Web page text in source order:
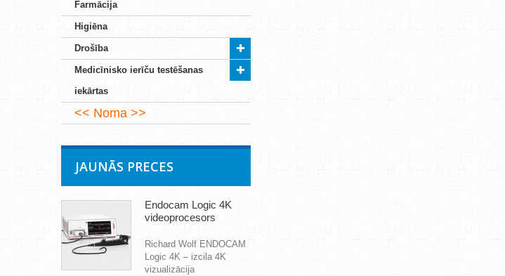
Farmācija
Higiēna
Drošība
Medicīnisko ierīču testēšanas
iekārtas
Noma
JAUNĀS PRECES
Endocam Logic 4K
videoprocesors
Richard Wolf ENDOCAM
Logic 4K – izcila 4K
vizualizācija